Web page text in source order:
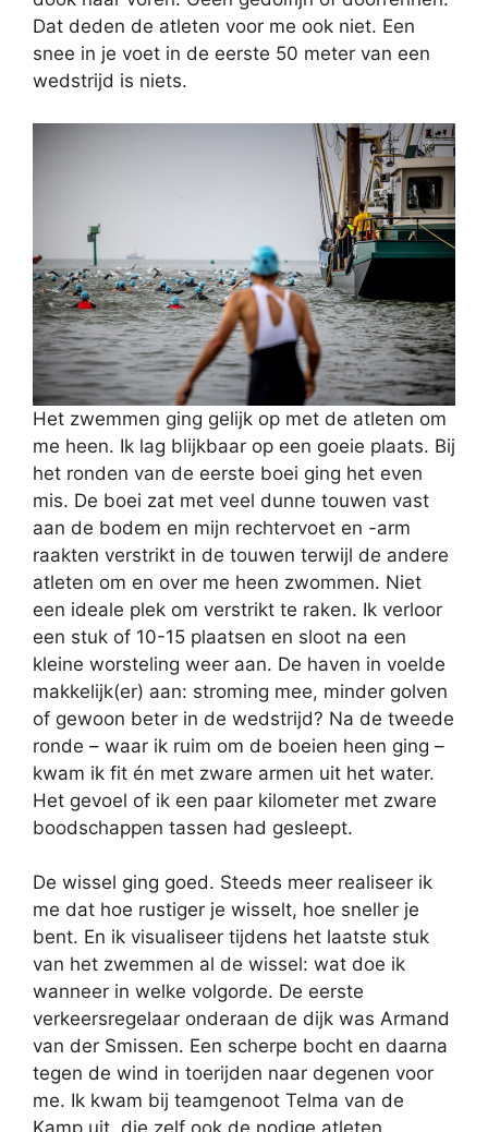
Dat deden de atleten voor me ook niet. Een
snee in je voet in de eerste 50 meter van een
wedstrijd is niets.
Het zwemmen ging gelijk op met de atleten om
me heen. Ik lag blijkbaar op een goeie plaats. Bij
het ronden van de eerste boei ging het even
mis. De boei zat met veel dunne touwen vast
aan de bodem en mijn rechtervoet en -arm
raakten verstrikt in de touwen terwijl de andere
atleten om en over me heen zwommen. Niet
een ideale plek om verstrikt te raken. Ik verloor
een stuk of 10-15 plaatsen en sloot na een
kleine worsteling weer aan. De haven in voelde
makkelijk(er) aan: stroming mee, minder golven
of gewoon beter in de wedstrijd? Na de tweede
ronde – waar ik ruim om de boeien heen ging –
kwam ik fit én met zware armen uit het water.
Het gevoel of ik een paar kilometer met zware
boodschappen tassen had gesleept.
De wissel ging goed. Steeds meer realiseer ik
me dat hoe rustiger je wisselt, hoe sneller je
bent. En ik visualiseer tijdens het laatste stuk
van het zwemmen al de wissel: wat doe ik
wanneer in welke volgorde. De eerste
verkeersregelaar onderaan de dijk was Armand
van der Smissen. Een scherpe bocht en daarna
tegen de wind in toerijden naar degenen voor
me. Ik kwam bij teamgenoot Telma van de